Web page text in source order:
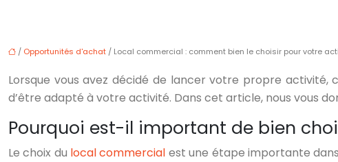
/ Opportunités d'achat / Local commercial : comment bien le choisir pour votre
Lorsque vous avez décidé de lancer votre propre
d’être adapté à votre activité. Dans cet article, nous vous
Pourquoi est-il important de bien
Le choix du local commercial est une étape importante